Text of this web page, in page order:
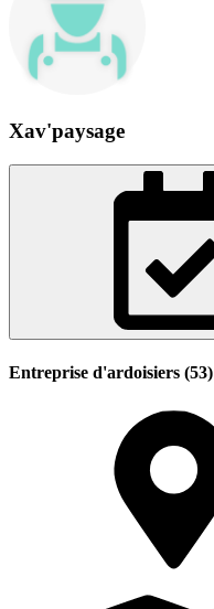
Xav'paysage
Entreprise d'ardoisiers (53)